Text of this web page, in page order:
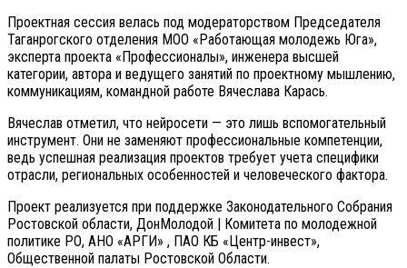
Проектная сессия велась под модераторством Председателя
Таганрогского отделения МОО «Работающая молодежь Юга»,
эксперта проекта «Профессионалы», инженера высшей
категории, автора и ведущего занятий по проектному мышлению,
коммуникациям, командной работе Вячеслава Карась.
Вячеслав отметил, что нейросети — это лишь вспомогательный
инструмент. Они не заменяют профессиональные компетенции,
ведь успешная реализация проектов требует учета специфики
отрасли, региональных особенностей и человеческого фактора.
Проект реализуется при поддержке Законодательного Собрания
Ростовской области, ДонМолодой | Комитета по молодежной
политике РО, АНО «АРГИ» , ПАО КБ «Центр-инвест»,
Общественной палаты Ростовской Области.